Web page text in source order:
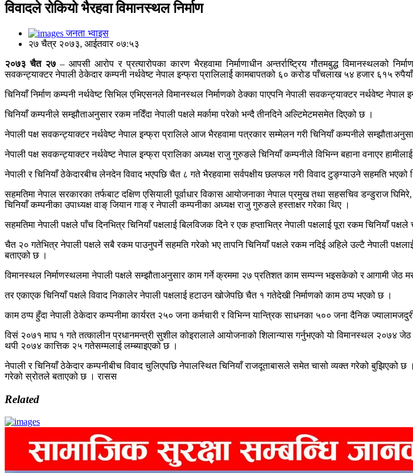
विवादले रोकियो भैरहवा विमानस्थल निर्माण
जनता भ्वाइस
२७ चैत्र २०७३, आईतवार ०७:५३
२०७३ चैत २७ – आपसी आरोप र प्रत्यारोपका कारण भैरहवामा निर्माणाधीन अन्तर्राष्ट्रिय गौतमबुद्ध विमानस्थलको
सवकन्ट्याक्टर नेपाली ठेकेदार कम्पनी नर्थवेष्ट नेपाल इन्फ्रा प्रालिलार्ई कामबापतको ६० करोड पाँचलाख ५४ हजार ६१५ रुपैयाँ
चिनियाँ निर्माण कम्पनी नर्थवेष्ट सिभिल एभिएसनले विमानस्थल निर्माणको ठेक्का पाएपनि नेपाली सवकन्ट्याक्टर नर्थवेष्ट नेपाल
चिनियाँ कम्पनीले सम्झौताअनुसार रकम नदिँदा नेपाली पक्षले मर्कामा परेको भन्दै तीनदिने अल्टिमेटमसमेत दिएको छ ।
नेपाली पक्ष सवकन्ट्याक्टर नर्थवेष्ट नेपाल इन्फ्रा प्रालिले आज भैरहवामा पत्रकार सम्मेलन गरी चिनियाँ कम्पनीले
नेपाली पक्ष सवकन्ट्याक्टर नर्थवेष्ट नेपाल इन्फ्रा प्रालिका अध्यक्ष राजु गुरुङले चिनियाँ कम्पनीले विभिन्न बहाना वनाएर
नेपाली र चिनियाँ ठेकेदारबीच लेनदेन विवाद भएपछि चैत ८ गते भैरहवामा सर्वपक्षीय छलफल गरी विवाद टुङ्ग्याउने सहमति भएको
सहमतिमा नेपाल सरकारका तर्फबाट दक्षिण एसियाली पूर्वाधार विकास आयोजनाका नेपाल प्रमुख तथा सहसचिव डन्डुराज
चिनियाँ कम्पनीका उपाध्यक्ष वाङ् जियान गाङ् र नेपाली कम्पनीका अध्यक्ष राजु गुरुङले हस्ताक्षर गरेका थिए ।
सहमतिमा नेपाली पक्षले पाँच दिनभित्र चिनियाँ पक्षलाई बिलविजक दिने र एक हप्ताभित्र नेपाली पक्षलाई पूरा रकम चिनियाँ
चैत २० गतेभित्र नेपाली पक्षले सबै रकम पाउनुपर्ने सहमति गरेको भए तापनि चिनियाँ पक्षले रकम नदिई अहिले उल्टै नेपाली
बताएको छ ।
विमानस्थल निर्माणस्थलमा नेपाली पक्षले सम्झौताअनुसार काम गर्ने क्रममा २७ प्रतिशत काम सम्पन्न भइसकेको र आगामी जेठ
तर एकाएक चिनियाँ पक्षले विवाद निकालेर नेपाली पक्षलाई हटाउन खोजेपछि चैत १ गतेदेखी निर्माणको काम ठप्प भएको छ ।
काम ठप्प हुँदा नेपाली ठेकेदार कम्पनीमा कार्यरत २५० जना कर्मचारी र विभिन्न यान्त्रिक साधनका ५०० जना दैनिक
विसं २०७१ माघ १ गते तत्कालीन प्रधानमन्त्री सुशील कोइरालाले आयोजनाको शिलान्यास गर्नुभएको यो विमानस्थल २०७४
थपी २०७४ कात्तिक २५ गतेसम्मलाई लम्ब्याइएको छ ।
नेपाली र चिनियाँ ठेकेदार कम्पनीबीच विवाद चुलिएपछि नेपालस्थित चिनियाँ राजदूताबासले समेत चासो व्यक्त गरेको बुझिएको
गरेको स्रोतले बताएको छ । रासस
Related